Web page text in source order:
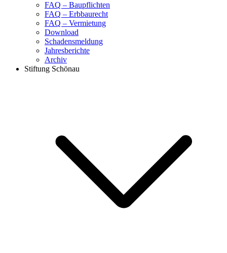
FAQ – Baupflichten
FAQ – Erbbaurecht
FAQ – Vermietung
Download
Schadensmeldung
Jahresberichte
Archiv
Stiftung Schönau